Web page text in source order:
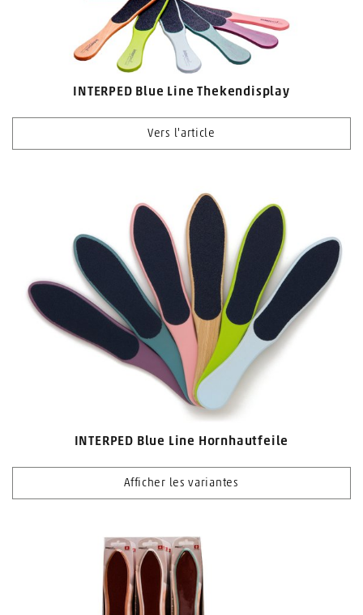
INTERPED Blue Line Thekendisplay
Vers l'article
INTERPED Blue Line Hornhautfeile
Afficher les variantes